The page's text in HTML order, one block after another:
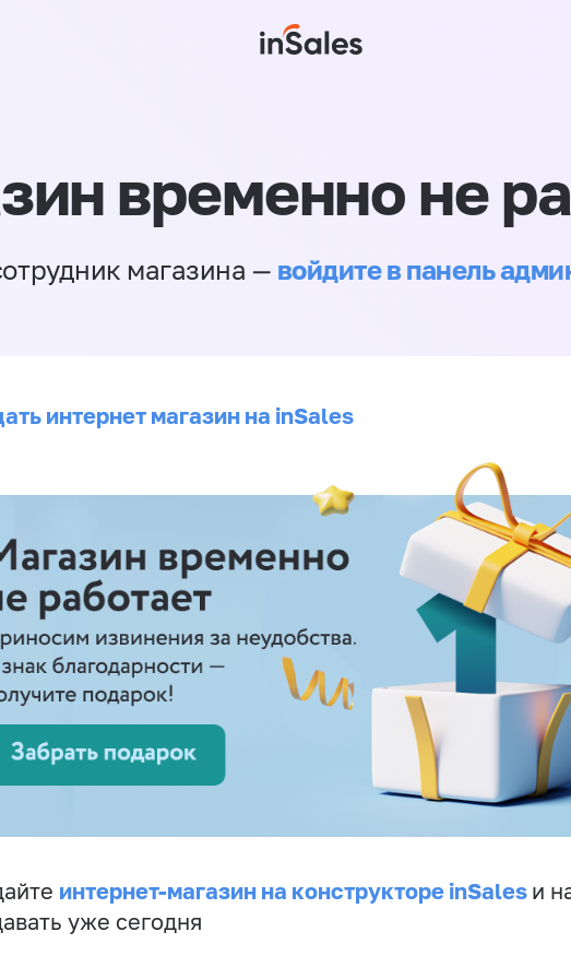
временно не
магазина — войдите в панель
интернет магазин на inSales
интернет-магазин на конструкторе inSales и
уже сегодня